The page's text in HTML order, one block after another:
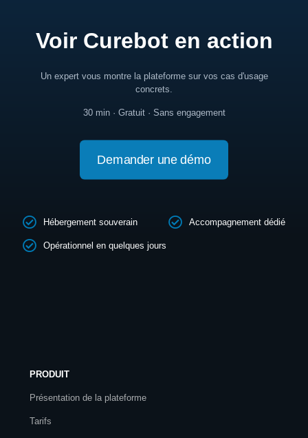
Voir Curebot en action
Un expert vous montre la plateforme sur vos cas d'usage
concrets.
30 min · Gratuit · Sans engagement
Demander une démo
Hébergement souverain Accompagnement dédié
Opérationnel en quelques jours
PRODUIT
Présentation de la plateforme
Tarifs